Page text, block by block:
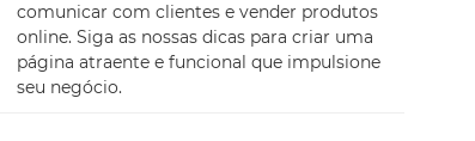
comunicar com clientes e vender produtos
online. Siga as nossas dicas para criar uma
página atraente e funcional que impulsione
seu negócio.